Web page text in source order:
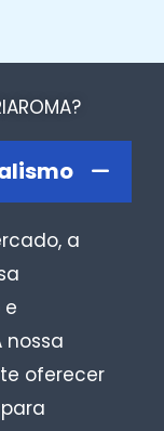
a
nossa
oferecer